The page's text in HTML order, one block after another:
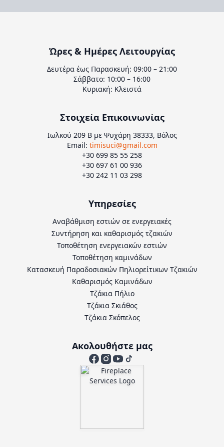
Ώρες & Ημέρες Λειτουργίας
Δευτέρα έως Παρασκευή: 09:00 – 21:00
Σάββατο: 10:00 – 16:00
Κυριακή: Κλειστά
Στοιχεία Επικοινωνίας
Ιωλκού 209 Β με Ψυχάρη 38333, Βόλος
Email: timisuci@gmail.com
+30 699 85 55 258
+30 697 61 00 936
+30 242 11 03 298
Υπηρεσίες
Αναβάθμιση εστιών σε ενεργειακές
Συντήρηση και καθαρισμός τζακιών
Τοποθέτηση ενεργειακών εστιών
Τοποθέτηση καμινάδων
Κατασκευή Παραδοσιακών Πηλιορείτικων Τζακιών
Καθαρισμός Καμινάδων
Τζάκια Πήλιο
Τζάκια Σκιάθος
Τζάκια Σκόπελος
Ακολουθήστε μας